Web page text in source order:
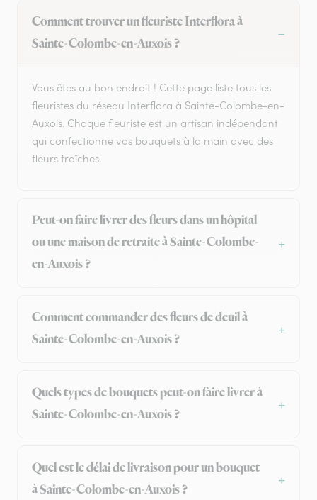
Comment trouver un fleuriste Interflora à
Sainte-Colombe-en-Auxois ?
Vous êtes au bon endroit ! Cette page liste tous les
fleuristes du réseau Interflora à Sainte-Colombe-en-
Auxois. Chaque fleuriste est un artisan indépendant
qui confectionne vos bouquets à la main avec des
fleurs fraîches.
Peut-on faire livrer des fleurs dans un hôpital
ou une maison de retraite à Sainte-Colombe-
en-Auxois ?
Comment commander des fleurs de deuil à
Sainte-Colombe-en-Auxois ?
Quels types de bouquets peut-on faire livrer à
Sainte-Colombe-en-Auxois ?
Quel est le délai de livraison pour un bouquet
à Sainte-Colombe-en-Auxois ?